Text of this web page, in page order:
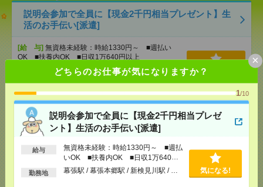
どちらのお仕事が気になりますか？
1/10
説明会参加で全員に【現金2千円相当プレゼ
ント】生活のお手伝い[派遣]
給与
無資格未経験：時給1330円～ ■週払
いOK ■扶養内OK ■日収1万640円
以上
勤務地 幕張駅 / 幕張本郷駅 / 新検見川駅 / … 気になる!
×
説明会参加で全員に【現金2千円相当プレゼント】生
活のお手伝い[派遣]
[給 与] 無資格未経験：時給1330円～ ■週払い
OK ■扶養内OK ■日収1万640円以上
交通費全額支給
[勤務地]幕張駅/幕張本郷駅/新検見川駅/…
気になる！
時短！9:00-15:00勤務！データ入力＆ファイリング！
稲毛区[派遣]
[給 与]
時給1550円 月収例 155,000円
支給あり
[月収例]15～20万円
気になる！